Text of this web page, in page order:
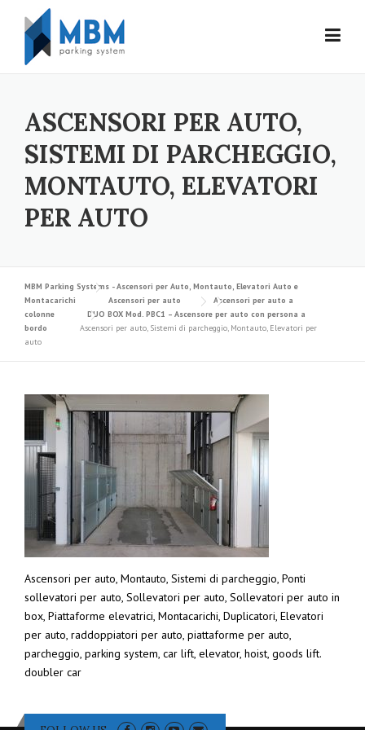
Skip to content
ASCENSORI PER AUTO,
SISTEMI DI PARCHEGGIO,
MONTAUTO, ELEVATORI
PER AUTO
MBM Parking Systems - Ascensori per Auto, Montauto, Elevatori Auto e
Montacarichi
Ascensori per auto
Ascensori per auto a
colonne
DUO BOX Mod. PBC1 – Ascensore per auto con persona a
bordo
Ascensori per auto, Sistemi di parcheggio, Montauto, Elevatori per
auto
Ascensori per auto, Montauto, Sistemi di parcheggio, Ponti
sollevatori per auto, Sollevatori per auto, Sollevatori per auto in
box, Piattaforme elevatrici, Montacarichi, Duplicatori, Elevatori
per auto, raddoppiatori per auto, piattaforme per auto,
parcheggio, parking system, car lift, elevator, hoist, goods lift.
doubler car